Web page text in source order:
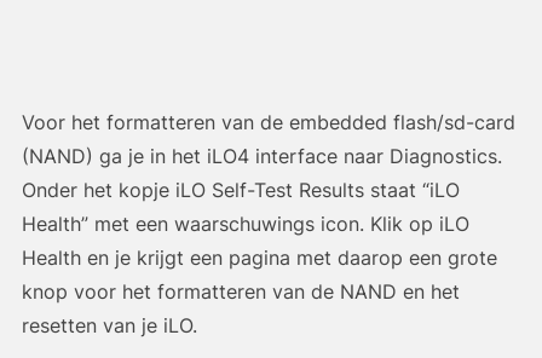
Voor het formatteren van de embedded flash/sd-card
(NAND) ga je in het iLO4 interface naar Diagnostics.
Onder het kopje iLO Self-Test Results staat “iLO
Health” met een waarschuwings icon. Klik op iLO
Health en je krijgt een pagina met daarop een grote
knop voor het formatteren van de NAND en het
resetten van je iLO.